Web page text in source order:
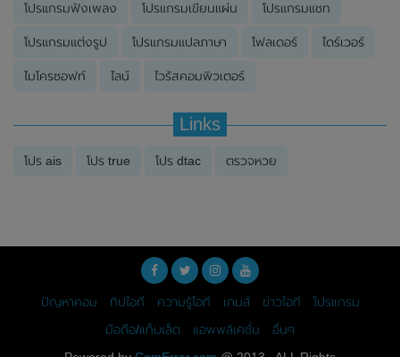
โปรแกรมฟังเพลง โปรแกรมเขียนแผ่น โปรแกรมแชท
โปรแกรมแต่งรูป โปรแกรมแปลภาษา โฟลเดอร์ ไดร์เวอร์
ไมโครซอฟท์ ไลน์ ไวรัสคอมพิวเตอร์
Links
โปร ais โปร true โปร dtac ตรวจหวย
ปัญหาคอม ทิปไอที ความรู้ไอที เกมส์ ข่าวไอที
โปรแกรม
มือถือ/แท็บเล็ต
แอพพลิเคชั่น
อื่นๆ